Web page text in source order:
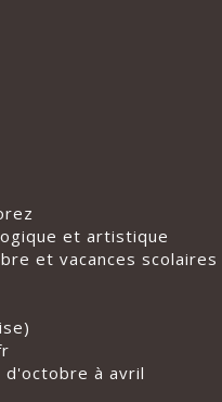
et artistique
et vacances scolaires
d'octobre à avril